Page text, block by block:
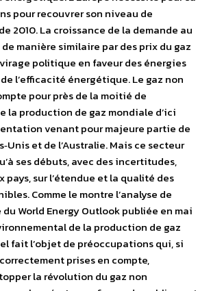
pour recouvrer son niveau de
2010. La croissance de la demande au
manière similaire par des prix du gaz
politique en faveur des énergies
l’efficacité énergétique. Le gaz non
pour près de la moitié de
la production de gaz mondiale d’ici
venant pour majeure partie de
et de l’Australie. Mais ce secteur
ses débuts, avec des incertitudes,
pays, sur l’étendue et la qualité des
Comme le montre l’analyse de
World Energy Outlook publiée en mai
de la production de gaz
fait l’objet de préoccupations qui, si
prises en compte,
la révolution du gaz non